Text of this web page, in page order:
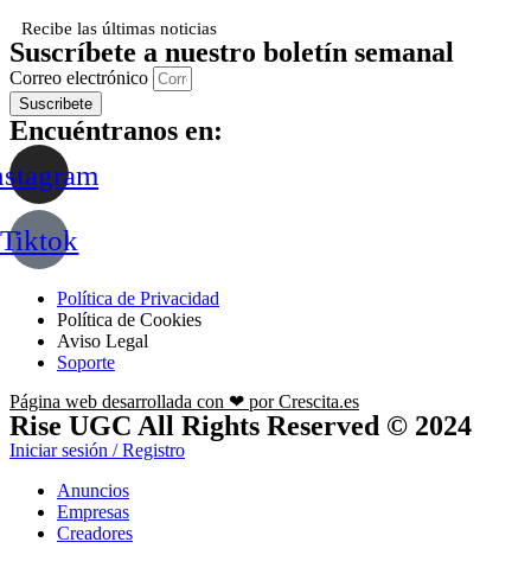
Recibe las últimas noticias
Suscríbete a nuestro boletín semanal
Correo electrónico
Suscribete
Encuéntranos en:
Tiktok
Política de Privacidad
Política de Cookies
Aviso Legal
Soporte
Página web desarrollada con ❤ por Crescita.es
Rise UGC All Rights Reserved © 2024
Iniciar sesión / Registro
Anuncios
Empresas
Creadores